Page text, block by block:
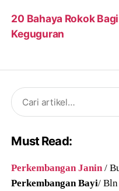
20 Bahaya Rokok
Keguguran
Search
for:
Must Read:
Perkembangan Janin /
Perkembangan Bayi/